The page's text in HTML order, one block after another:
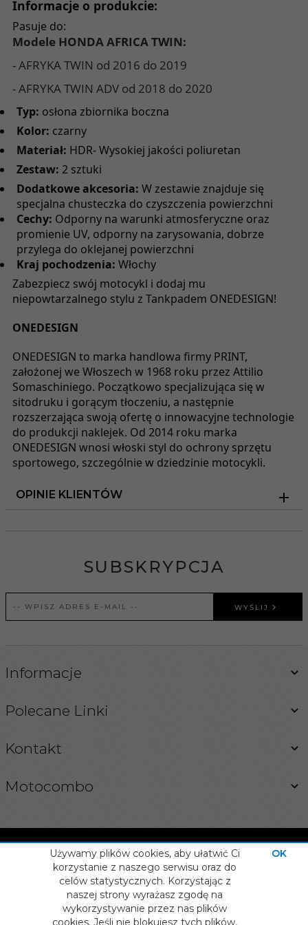
Informacje o produkcie:
Pasuje do:
Modele HONDA AFRICA TWIN:
- AFRYKA TWIN od 2016 do 2019
- AFRYKA TWIN ADV od 2018 do 2020
Typ: osłona zbiornika boczna
Kolor: czarny
Materiał: HDR- Wysokiej jakości poliuretan
Zestaw: 2 sztuki
Dodatkowe akcesoria: W zestawie znajduje się
specjalna chusteczka do czyszczenia powierzchni
Cechy: Odporny na warunki atmosferyczne oraz
promienie UV, odporny na zarysowania, dobrze
przylega do oklejanej powierzchni
Kraj pochodzenia: Włochy
Zabezpiecz swój motocykl i dodaj mu
niepowtarzalnego stylu z Tankpadem ONEDESIGN!
ONEDESIGN
ONEDESIGN to marka handlowa firmy PRINT,
założonej we Włoszech w 1968 roku przez Attilio
Somaschiniego. Początkowo specjalizująca się w
sitodruku i gorącym tłoczeniu, a następnie
rozszerzająca swoją ofertę o innowacyjne technologie
do produkcji naklejek. Od 2014 roku marka
ONEDESIGN wnosi włoski styl do ochrony sprzętu
sportowego, szczególnie w dziedzinie motocykli.
OPINIE KLIENTÓW
SUBSKRYPCJA
WYŚLIJ
Informacje
Polecane Linki
Kontakt
Motocombo
info@motocombo.pl
INFORMACJA O COOKIES
OPROGRAMOWANIE SKLEPU INTERNETOWEGO
Używamy plików cookies, aby ułatwić Ci
korzystanie z naszego serwisu oraz do
celów statystycznych. Korzystając z
naszej strony wyrażasz zgodę na
wykorzystywanie przez nas plików
cookies. Jeśli nie blokujesz tych plików,
OK